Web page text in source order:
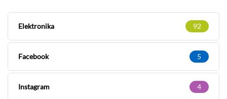
Elektronika 92
Facebook 5
Instagram 4